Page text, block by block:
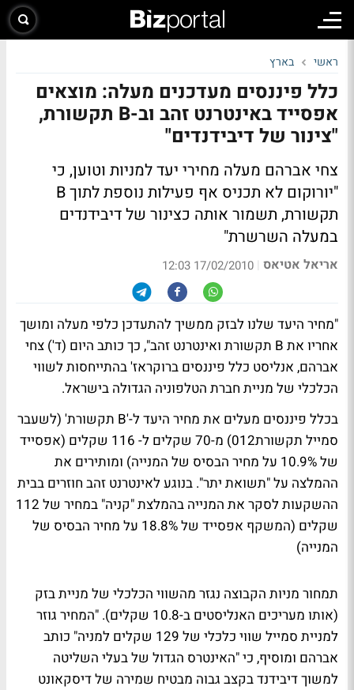
ראשי בארץ
כלל פיננסים מעדכנים מעלה: מוצאים
אפסייד באינטרנט זהב וב-B תקשורת,
"צינור של דיבידנדים"
צחי אברהם מעלה מחירי יעד למניות וטוען, כי
"יורוקום לא תכניס אף פעילות נוספת לתוך B
תקשורת, תשמור אותה כצינור של דיבידנדים
במעלה השרשרת"
אריאל אטיאס |
17/02/2010 12:03
"מחיר היעד שלנו לבזק ממשיך להתעדכן כלפי מעלה ומושך
אחריו את B תקשורת ואינטרנט זהב", כך כותב היום (ד') צחי
אברהם, אנליסט כלל פיננסים ברוקראז' בהתייחסות לשווי
הכלכלי של מניית חברת הטלפוניה הגדולה בישראל.
בכלל פיננסים מעלים את מחיר היעד ל-'B תקשורת' (לשעבר
סמייל תקשורת012) מ-70 שקלים ל- 116 שקלים (אפסייד
של 10.9% על מחיר הבסיס של המנייה) ומותירים את
ההמלצה על "תשואת יתר". בנוגע לאינטרנט זהב חוזרים בבית
ההשקעות לסקר את המנייה בהמלצת "קניה" במחיר של 112
שקלים (המשקף אפסייד של 18.8% על מחיר הבסיס של
המנייה)
תמחור מניות הקבוצה נגזר מהשווי הכלכלי של מניית בזק
(אותו מעריכים האנליסטים ב-10.8 שקלים)
. "המחיר גוזר
למניית סמייל שווי כלכלי של 129 שקלים למניה" כותב
אברהם ומוסיף, כי "האינטרס הגדול של בעלי השליטה
למשוך דיבידנד בקצב גבוה מבטיח שמירה של דיסקאונט